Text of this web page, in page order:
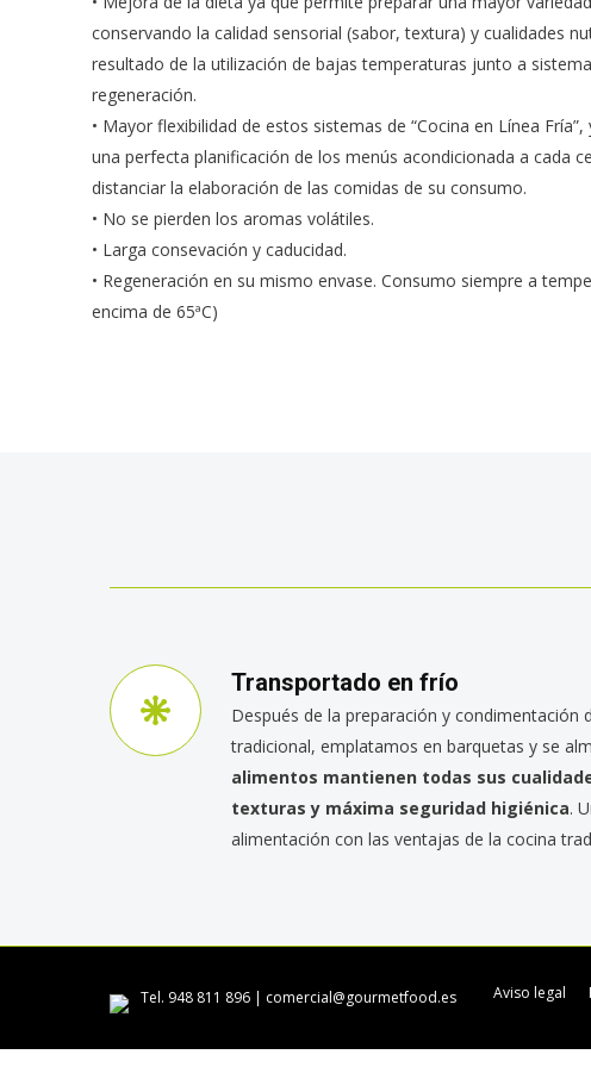
conservando la calidad sensorial (sabor, textura) y cualidades
resultado de la utilización de bajas temperaturas junto a
regeneración.
• Mayor flexibilidad de estos sistemas de “Cocina en Línea
una perfecta planificación de los menús acondicionada a cada
distanciar la elaboración de las comidas de su consumo.
• No se pierden los aromas volátiles.
• Larga consevación y caducidad.
• Regeneración en su mismo envase. Consumo siempre a
encima de 65ªC)
Transportado en frío
Después de la preparación y condimentación
tradicional, emplatamos en barquetas y se
alimentos mantienen todas sus
texturas y máxima seguridad higiénica.
alimentación con las ventajas de la cocina
Tel. 948 811 896 | comercial@gourmetfood.es Aviso legal